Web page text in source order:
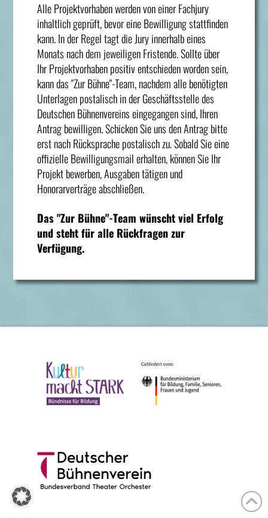
Alle Projektvorhaben werden von einer Fachjury
inhaltlich geprüft, bevor eine Bewilligung stattfinden
kann. In der Regel tagt die Jury innerhalb eines
Monats nach dem jeweiligen Fristende. Sollte über
Ihr Projektvorhaben positiv entschieden worden sein,
kann das "Zur Bühne"-Team, nachdem alle benötigten
Unterlagen postalisch in der Geschäftsstelle des
Deutschen Bühnenvereins eingegangen sind, Ihren
Antrag bewilligen. Schicken Sie uns den Antrag bitte
erst nach Rücksprache postalisch zu. Sobald Sie eine
offizielle Bewilligungsmail erhalten, können Sie Ihr
Projekt bewerben, Ausgaben tätigen und
Honorarverträge abschließen.
Das "Zur Bühne"-Team wünscht viel Erfolg
und steht für alle Rückfragen zur
Verfügung.